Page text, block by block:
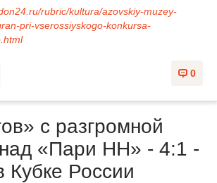
rubric/kultura/azovskiy-muzey-
pri-vserossiyskogo-konkursa-
0
с разгромной
«Пари НН» - 4:1 -
Кубке России